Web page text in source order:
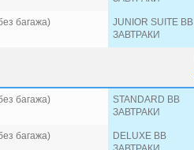
багажа)
JUNIOR SUITE BB
ЗАВТРАКИ
багажа)
STANDARD BB
ЗАВТРАКИ
багажа)
DELUXE BB